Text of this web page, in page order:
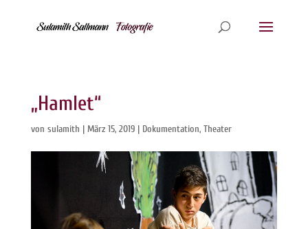
„Hamlet“
von sulamith | März 15, 2019| Dokumentation, Theater